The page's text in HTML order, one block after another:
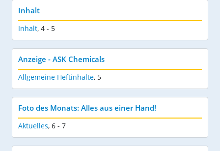
Inhalt
Inhalt, 4 - 5
Anzeige - ASK Chemicals
Allgemeine Heftinhalte, 5
Foto des Monats: Alles aus einer Hand!
Aktuelles, 6 - 7